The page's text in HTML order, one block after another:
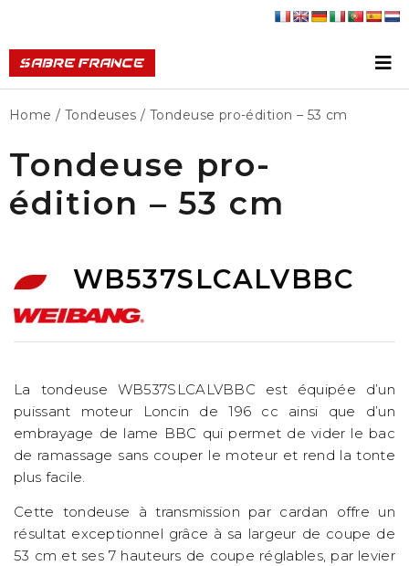
Home / Tondeuses / Tondeuse pro-édition – 53 cm
Tondeuse pro-
édition – 53 cm
WB537SLCALVBBC
La tondeuse WB537SLCALVBBC est équipée d’un
puissant moteur Loncin de 196 cc ainsi que d’un
embrayage de lame BBC qui permet de vider le bac
de ramassage sans couper le moteur et rend la tonte
plus facile.
Cette tondeuse à transmission par cardan offre un
résultat exceptionnel grâce à sa largeur de coupe de
53 cm et ses 7 hauteurs de coupe réglables, par levier